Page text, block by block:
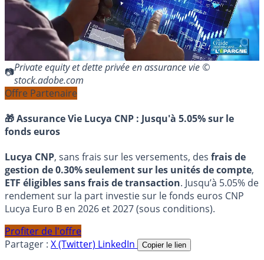
Private equity et dette privée en assurance vie ©
stock.adobe.com
Offre Partenaire
🎁 Assurance Vie Lucya CNP : Jusqu'à 5.05% sur le
fonds euros
Lucya CNP, sans frais sur les versements, des frais de
gestion de 0.30% seulement sur les unités de compte,
ETF éligibles sans frais de transaction. Jusqu’à 5.05% de
rendement sur la part investie sur le fonds euros CNP
Lucya Euro B en 2026 et 2027 (sous conditions).
Profiter de l'offre
Partager : X (Twitter) LinkedIn Copier le lien